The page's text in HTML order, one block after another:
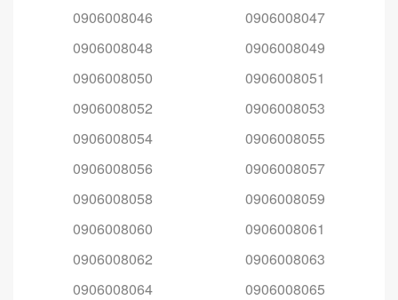
0906008046
0906008047
0906008048
0906008049
0906008050
0906008051
0906008052
0906008053
0906008054
0906008055
0906008056
0906008057
0906008058
0906008059
0906008060
0906008061
0906008062
0906008063
0906008064
0906008065